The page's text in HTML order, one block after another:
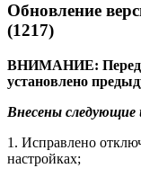
Обновление
(1217)
ВНИМАНИЕ: Перед
установлено
Внесены следующие
1. Исправлено
настройках;